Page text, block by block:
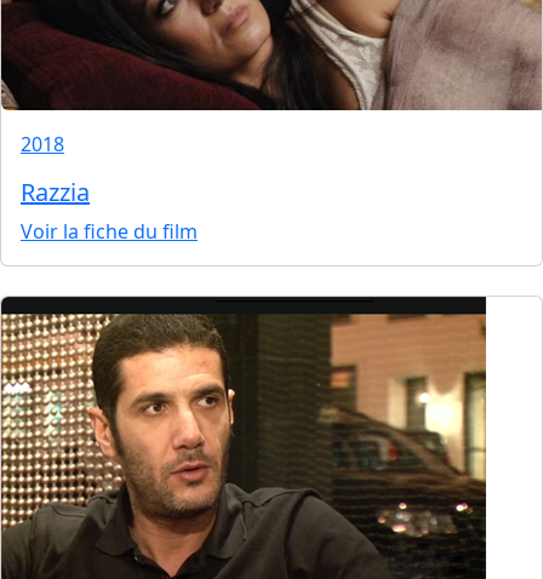
2018
Razzia
Voir la fiche du film